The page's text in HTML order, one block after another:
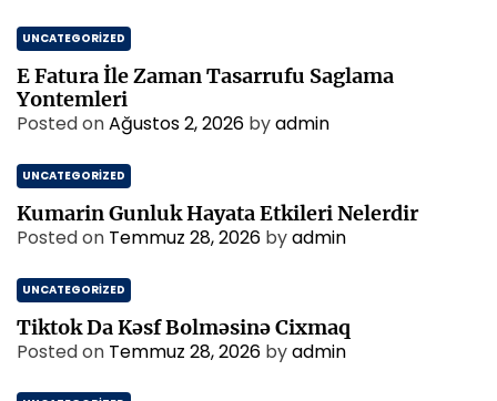
UNCATEGORIZED
E Fatura İle Zaman Tasarrufu Saglama
Yontemleri
Posted onAğustos 2, 2026 byadmin
UNCATEGORIZED
Kumarin Gunluk Hayata Etkileri Nelerdir
Posted on Temmuz 28, 2026 byadmin
UNCATEGORIZED
Tiktok Da Kəsf Bolməsinə Cixmaq
Posted on Temmuz 28, 2026 byadmin